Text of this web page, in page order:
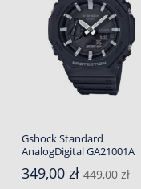
Gshock Standard
AnalogDigital GA21001A
349,00 zł 449,00 zł